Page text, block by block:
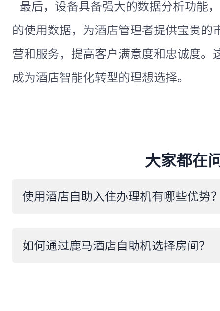
最后，设备具备强大的数据分析功能
的使用数据，为酒店管理者提供宝贵的
营和服务，提高客户满意度和忠诚度。
成为酒店智能化转型的理想选择。
大家都在
使用酒店自助入住办理机有哪些优势
​如何通过鹿马酒店自助机选择房间？